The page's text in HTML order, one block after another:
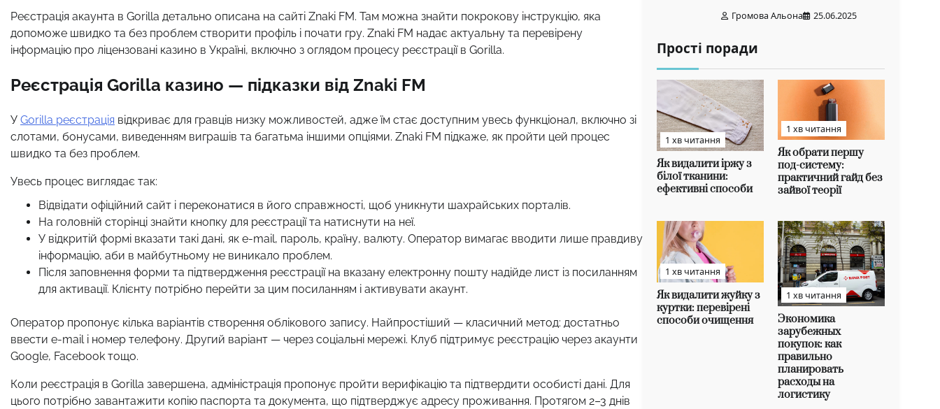
Реєстрація акаунта в Gorilla детально описана на сайті Znaki FM. Там можна знайти покрокову інструкцію, яка
допоможе швидко та без проблем створити профіль і почати гру. Znaki FM надає актуальну та перевірену
інформацію про ліцензовані казино в Україні, включно з оглядом процесу реєстрації в Gorilla.
Реєстрація Gorilla казино — підказки від Znaki FM
У Gorilla реєстрація відкриває для гравців низку можливостей, адже їм стає доступним увесь функціонал, включно зі
слотами, бонусами, виведенням виграшів та багатьма іншими опціями. Znaki FM підкаже, як пройти цей процес
швидко та без проблем.
Увесь процес виглядає так:
Відвідати офіційний сайт і переконатися в його справжності, щоб уникнути шахрайських порталів.
На головній сторінці знайти кнопку для реєстрації та натиснути на неї.
У відкритій формі вказати такі дані, як e-mail, пароль, країну, валюту. Оператор вимагає вводити лише правдиву
інформацію, аби в майбутньому не виникало проблем.
Після заповнення форми та підтвердження реєстрації на вказану електронну пошту надійде лист із посиланням
для активації. Клієнту потрібно перейти за цим посиланням і активувати акаунт.
Оператор пропонує кілька варіантів створення облікового запису. Найпростіший — класичний метод: достатньо
ввести e-mail і номер телефону. Другий варіант — через соціальні мережі. Клуб підтримує реєстрацію через акаунти
Google, Facebook тощо.
Коли реєстрація в Gorilla завершена, адміністрація пропонує пройти верифікацію та підтвердити особисті дані. Для
цього потрібно завантажити копію паспорта та документа, що підтверджує адресу проживання. Протягом 2–3 днів
Громова Альона 25.06.2025
Прості поради
1 хв читання
Як видалити іржу з
білої тканини:
ефективні способи
1 хв читання
Як обрати першу
под-систему:
практичний гайд без
зайвої теорії
1 хв читання
Як видалити жуйку з
куртки: перевірені
способи очищення
1 хв читання
Экономика
зарубежных
покупок: как
правильно
планировать
расходы на
логистику